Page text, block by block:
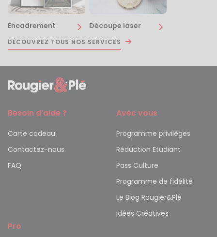
Encadrement Découpe laser
DÉCOUVREZ TOUS NOS SERVICES
Besoin d’aide ?
Carte cadeau
Contactez-nous
FAQ
Avec vous
Programme privilèges
Réduction Etudiant
Pass Culture
Programme de fidélité
Le Blog Rougier&Plé
Idées Créatives
Pro